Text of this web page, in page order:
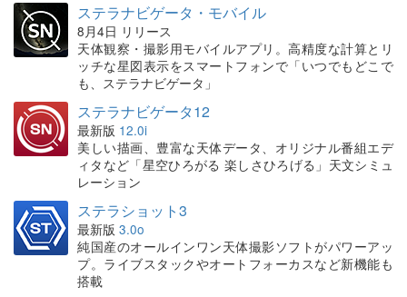
ステラナビゲータ・モバイル
8月4日 リリース
天体観察・撮影用モバイルアプリ。高精度な計算とリ
ッチな星図表示をスマートフォンで「いつでもどこで
も、ステラナビゲータ」
ステラナビゲータ12
最新版 12.0i
美しい描画、豊富な天体データ、オリジナル番組エデ
ィタなど「星空ひろがる 楽しさひろげる」天文シミュ
レーション
ステラショット3
最新版 3.0o
純国産のオールインワン天体撮影ソフトがパワーアッ
プ。ライブスタックやオートフォーカスなど新機能も
搭載